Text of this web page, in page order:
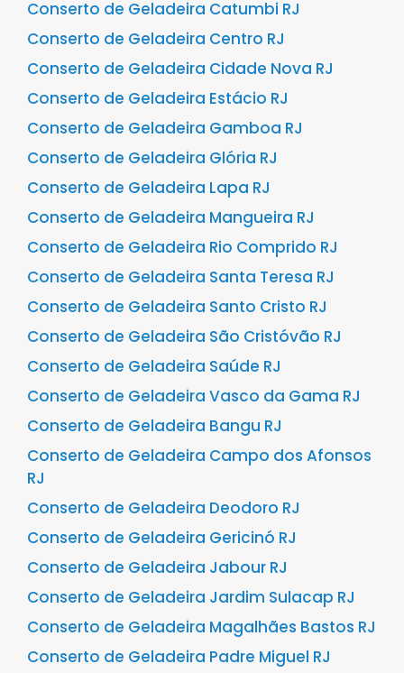
Conserto de Geladeira Catumbi RJ
Conserto de Geladeira Centro RJ
Conserto de Geladeira Cidade Nova RJ
Conserto de Geladeira Estácio RJ
Conserto de Geladeira Gamboa RJ
Conserto de Geladeira Glória RJ
Conserto de Geladeira Lapa RJ
Conserto de Geladeira Mangueira RJ
Conserto de Geladeira Rio Comprido RJ
Conserto de Geladeira Santa Teresa RJ
Conserto de Geladeira Santo Cristo RJ
Conserto de Geladeira São Cristóvão RJ
Conserto de Geladeira Saúde RJ
Conserto de Geladeira Vasco da Gama RJ
Conserto de Geladeira Bangu RJ
Conserto de Geladeira Campo dos Afonsos
RJ
Conserto de Geladeira Deodoro RJ
Conserto de Geladeira Gericinó RJ
Conserto de Geladeira Jabour RJ
Conserto de Geladeira Jardim Sulacap RJ
Conserto de Geladeira Magalhães Bastos RJ
Conserto de Geladeira Padre Miguel RJ